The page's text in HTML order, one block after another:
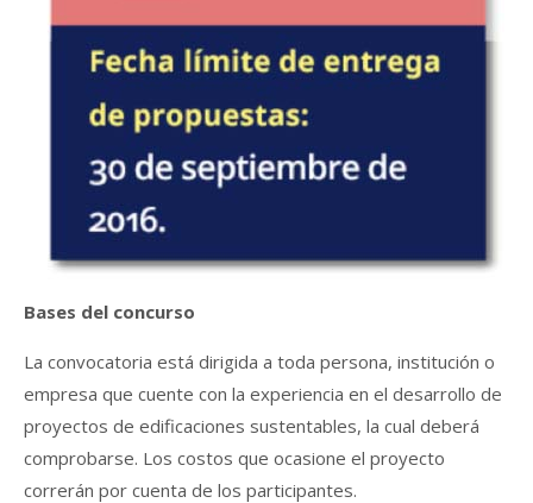
Bases del concurso
La convocatoria está dirigida a toda persona, institución o
empresa que cuente con la experiencia en el desarrollo de
proyectos de edificaciones sustentables, la cual deberá
comprobarse. Los costos que ocasione el proyecto
correrán por cuenta de los participantes.